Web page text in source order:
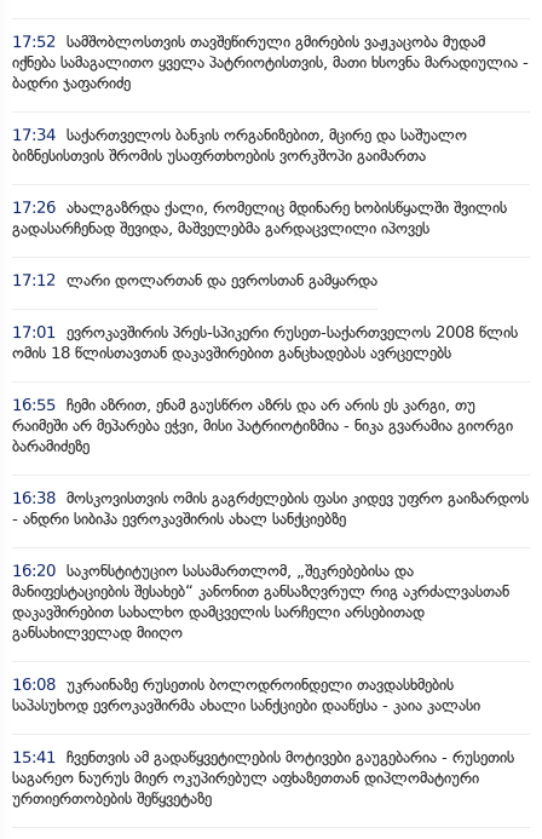
17:52
სამშობლოსთვის თავშეწირული გმირების ვაჟკაცობა მუდამ
იქნება სამაგალითო ყველა პატრიოტისთვის, მათი ხსოვნა მარადიულია -
ბადრი ჯაფარიძე
17:34 საქართველოს ბანკის ორგანიზებით, მცირე და საშუალო
ბიზნესისთვის შრომის უსაფრთხოების ვორკშოპი გაიმართა
17:26 ახალგაზრდა ქალი, რომელიც მდინარე ხობისწყალში შვილის
გადასარჩენად შევიდა, მაშველებმა გარდაცვლილი იპოვეს
17:12 ლარი დოლართან და ევროსთან გამყარდა
17:01
ევროკავშირის პრეს-სპიკერი რუსეთ-საქართველოს 2008 წლის
ომის 18 წლისთავთან დაკავშირებით განცხადებას ავრცელებს
16:55 ჩემი აზრით, ენამ გაუსწრო აზრს და არ არის ეს კარგი, თუ
რაიმეში არ მეპარება ეჭვი, მისი პატრიოტიზმია - ნიკა გვარამია გიორგი
ბარამიძეზე
16:38 მოსკოვისთვის ომის გაგრძელების ფასი კიდევ უფრო გაიზარდოს
- ანდრი სიბიჰა ევროკავშირის ახალ სანქციებზე
16:20 საკონსტიტუციო სასამართლომ, „შეკრებებისა და
მანიფესტაციების შესახებ“ კანონით განსაზღვრულ რიგ აკრძალვასთან
დაკავშირებით სახალხო დამცველის სარჩელი არსებითად
განსახილველად მიიღო
16:08 უკრაინაზე რუსეთის ბოლოდროინდელი თავდასხმების
საპასუხოდ ევროკავშირმა ახალი სანქციები დააწესა - კაია კალასი
15:41
ჩვენთვის ამ გადაწყვეტილების მოტივები გაუგებარია - რუსეთის
საგარეო ნაურუს მიერ ოკუპირებულ აფხაზეთთან დიპლომატიური
ურთიერთობების შეწყვეტაზე